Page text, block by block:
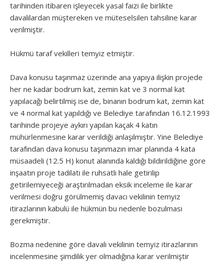
tarihinden itibaren işleyecek yasal faizi ile birlikte
davalılardan müştereken ve müteselsilen tahsiline karar
verilmiştir.
Hükmü taraf vekilleri temyiz etmiştir.
Dava konusu taşınmaz üzerinde ana yapıya ilişkin projede
her ne kadar bodrum kat, zemin kat ve 3 normal kat
yapılacağı belirtilmiş ise de, binanın bodrum kat, zemin kat
ve 4 normal kat yapıldığı ve Belediye tarafından 16.12.1993
tarihinde projeye aykırı yapılan kaçak 4 katın
mühürlenmesine karar verildiği anlaşılmıştır. Yine Belediye
tarafından dava konusu taşınmazın imar planında 4 kata
müsaadeli (12.5 H) konut alanında kaldığı bildirildiğine göre
inşaatın proje tadilatı ile ruhsatlı hale getirilip
getirilemiyeceği araştırılmadan eksik inceleme ile karar
verilmesi doğru görülmemiş davacı vekilinin temyiz
itirazlarının kabulü ile hükmün bu nedenle bozulması
gerekmiştir.
Bozma nedenine göre davalı vekilinin temyiz itirazlarının
incelenmesine şimdilik yer olmadığına karar verilmiştir